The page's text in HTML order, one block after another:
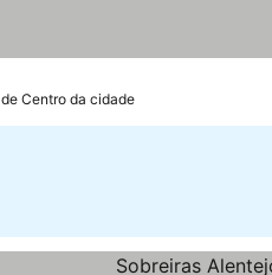
Centro da cidade